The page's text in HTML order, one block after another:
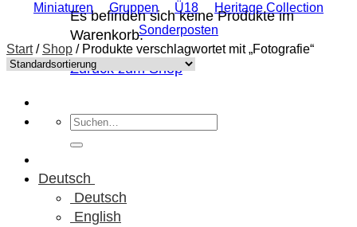
Es befinden sich keine Produkte im
Warenkorb.
Zurück zum Shop
Suchen
nach:
Deutsch
Deutsch
English
Miniaturen
Gruppen Ü18
Heritage Collection
Sonderposten
Start / Shop /Produkte verschlagwortet mit „Fotografie“